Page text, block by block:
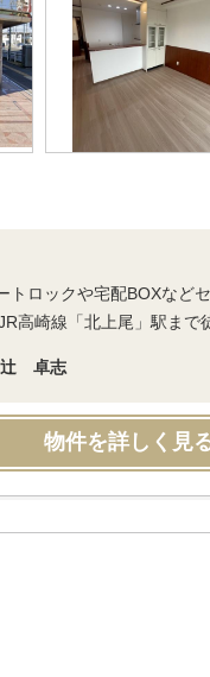
ロックや宅配BOXなど
高崎線「北上尾」駅まで
辻 卓志
物件を詳しく見